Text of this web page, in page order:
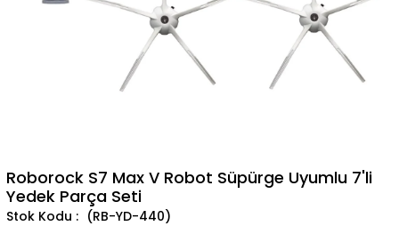
Roborock S7 Max V Robot Süpürge Uyumlu 7'li
Yedek Parça Seti
(RB-YD-440)